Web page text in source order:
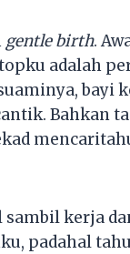
gentle birth.
adalah
bayi
Bahkan
kerja
padahal